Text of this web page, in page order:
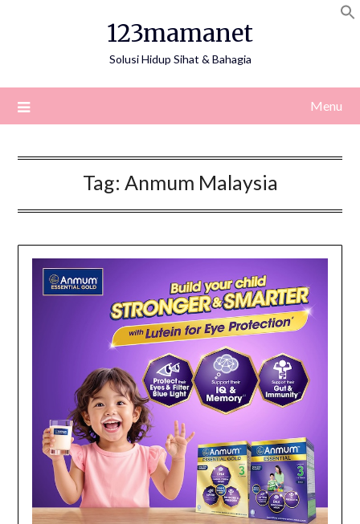
123mamanet
Solusi Hidup Sihat & Bahagia
Menu
Tag: Anmum Malaysia